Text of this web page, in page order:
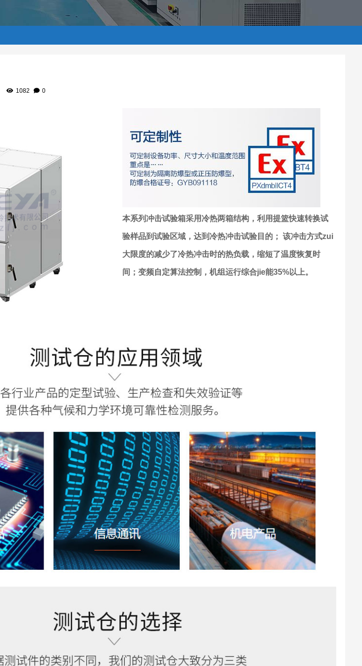
1082 0
本系列冲击试验箱采用冷热两箱结构，利用提篮快速转换试
验样品到试验区域，达到冷热冲击试验目的； 该冲击方式zui
大限度的减少了冷热冲击时的热负载，缩短了温度恢复时
间；变频自定算法控制，机组运行综合jie能35%以上。